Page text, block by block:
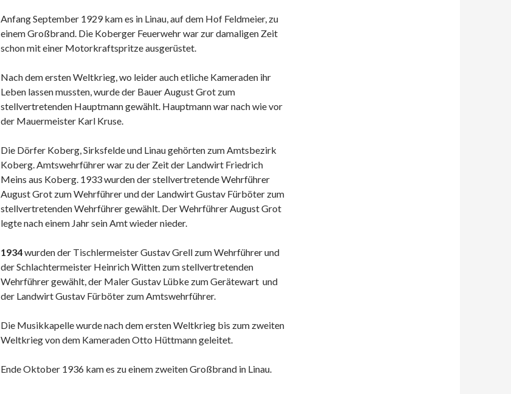
Anfang September 1929 kam es in Linau, auf dem Hof Feldmeier, zu
einem Großbrand. Die Koberger Feuerwehr war zur damaligen Zeit
schon mit einer Motorkraftspritze ausgerüstet.
Nach dem ersten Weltkrieg, wo leider auch etliche Kameraden ihr
Leben lassen mussten, wurde der Bauer August Grot zum
stellvertretenden Hauptmann gewählt. Hauptmann war nach wie vor
der Mauermeister Karl Kruse.
Die Dörfer Koberg, Sirksfelde und Linau gehörten zum Amtsbezirk
Koberg. Amtswehrführer war zu der Zeit der Landwirt Friedrich
Meins aus Koberg. 1933 wurden der stellvertretende Wehrführer
August Grot zum Wehrführer und der Landwirt Gustav Fürböter zum
stellvertretenden Wehrführer gewählt. Der Wehrführer August Grot
legte nach einem Jahr sein Amt wieder nieder.
1934wurden der Tischlermeister Gustav Grell zum Wehrführer und
der Schlachtermeister Heinrich Witten zum stellvertretenden
Wehrführer gewählt, der Maler Gustav Lübke zum Gerätewart und
der Landwirt Gustav Fürböter zum Amtswehrführer.
Die Musikkapelle wurde nach dem ersten Weltkrieg bis zum zweiten
Weltkrieg von dem Kameraden Otto Hüttmann geleitet.
Ende Oktober 1936 kam es zu einem zweiten Großbrand in Linau.